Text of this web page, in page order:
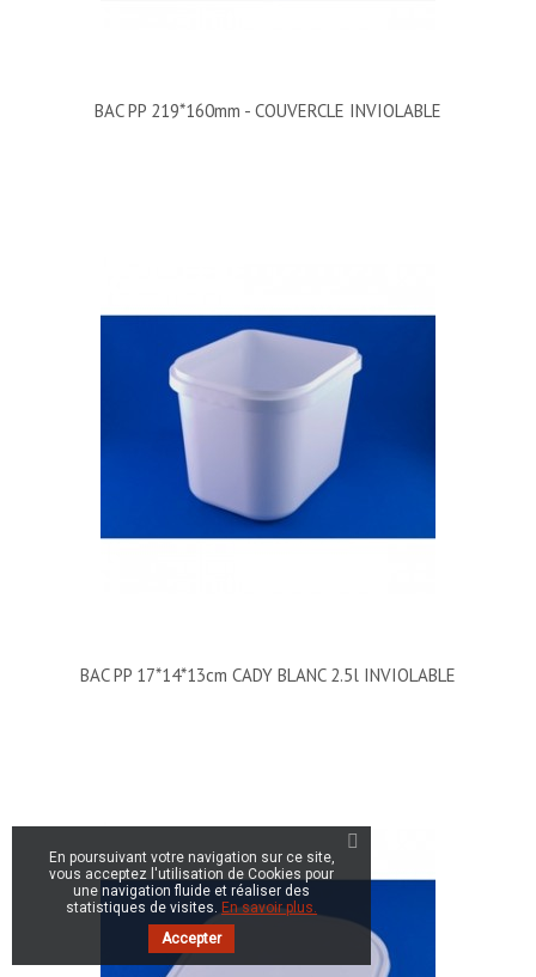
BAC PP 219*160mm - COUVERCLE INVIOLABLE
BAC PP 17*14*13cm CADY BLANC 2.5l INVIOLABLE
En poursuivant votre navigation sur ce site,
vous acceptez l'utilisation de Cookies pour
une navigation fluide et réaliser des
statistiques de visites. En savoir plus.
Accepter